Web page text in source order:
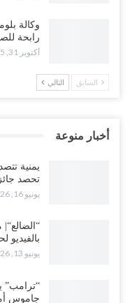
وكالة
رابحة
أكتوبر 31, 2025
السابق التالي
أخبار منوعة
يمنية
تحصد
يونيو 16, 2026
بالفيديو
يونيو 13, 2026
“ترامب”
جاموس